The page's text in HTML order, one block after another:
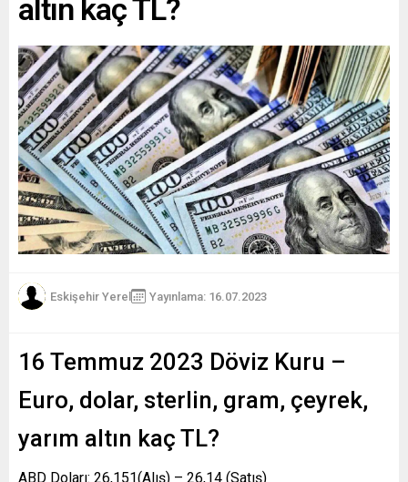
altın kaç TL?
Eskişehir Yerel Yayınlama: 16.07.2023
16 Temmuz 2023 Döviz Kuru –
Euro, dolar, sterlin, gram, çeyrek,
yarım altın kaç TL?
ABD Doları: 26,151(Alış) – 26,14 (Satış)